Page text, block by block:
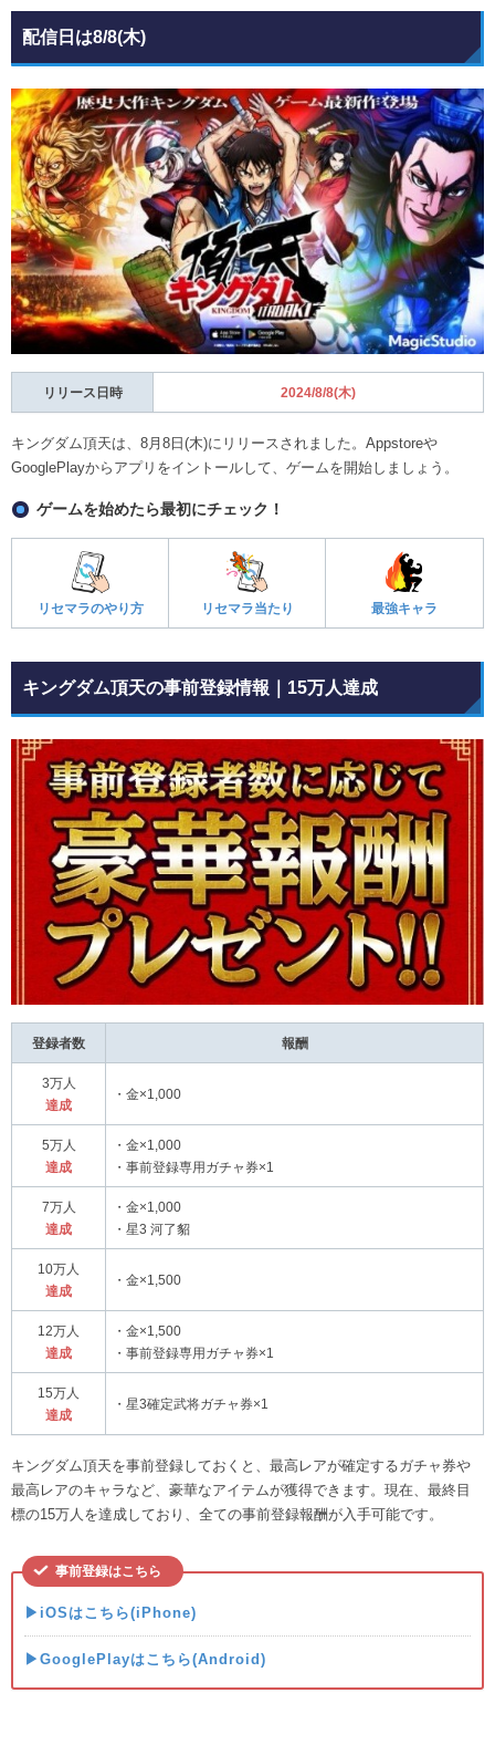
配信日は8/8(木)
リリース日時 2024/8/8(木)
キングダム頂天は、8月8日(木)にリリースされました。Appstoreや
GooglePlayからアプリをイントールして、ゲームを開始しましょう。
ゲームを始めたら最初にチェック！
リセマラのやり方 リセマラ当たり 最強キャラ
キングダム頂天の事前登録情報｜15万人達成
登録者数 報酬
3万人
達成
・金×1,000
5万人
達成
・金×1,000
・事前登録専用ガチャ券×1
7万人
達成
・金×1,000
・星3 河了貂
10万人
達成
・金×1,500
12万人
達成
・金×1,500
・事前登録専用ガチャ券×1
15万人
達成
・星3確定武将ガチャ券×1
キングダム頂天を事前登録しておくと、最高レアが確定するガチャ券や
最高レアのキャラなど、豪華なアイテムが獲得できます。現在、最終目
標の15万人を達成しており、全ての事前登録報酬が入手可能です。
事前登録はこちら
▶iOSはこちら(iPhone)
▶GooglePlayはこちら(Android)